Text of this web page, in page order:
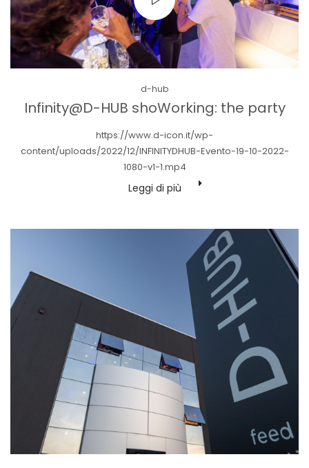
Posted
in
d-hub
Infinity@D-HUB shoWorking: the party
https://www.d-icon.it/wp-
content/uploads/2022/12/INFINITYDHUB-Evento-19-10-2022-
1080-v1-1.mp4
Leggi di più